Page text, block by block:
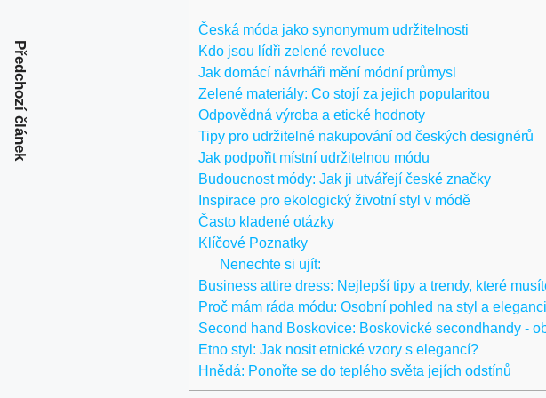
Česká móda‌ jako synonymum udržitelnosti
Kdo jsou lídři zelené revoluce
Jak domácí návrháři mění módní průmysl
Zelené materiály: Co stojí za jejich popularitou
Odpovědná ⁢výroba a‌ etické⁣ hodnoty
Tipy pro udržitelné nakupování od českých designérů
Jak podpořit místní udržitelnou módu
Budoucnost​ módy: Jak ji⁣ utvářejí české značky
Inspirace⁣ pro ekologický životní styl v módě
Často kladené⁣ otázky
Klíčové Poznatky
Nenechte si ujít:
Business attire dress: Nejlepší tipy a trendy, které
Proč mám ráda módu: Osobní pohled na styl a eleganci
Second hand Boskovice: Boskovické secondhandy -
Etno styl: Jak nosit etnické vzory s elegancí?
Hnědá: Ponořte se do teplého světa jejích odstínů
Předchozí článek